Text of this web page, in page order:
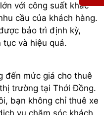
với công suất khác
cầu của khách hàng.
bảo trì định kỳ,
và hiệu quả.
đến mức giá cho thuê
trường tại Thới Đồng.
bạn không chỉ thuê xe